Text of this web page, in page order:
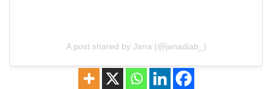
A post shared by Jana (@janadiab_)